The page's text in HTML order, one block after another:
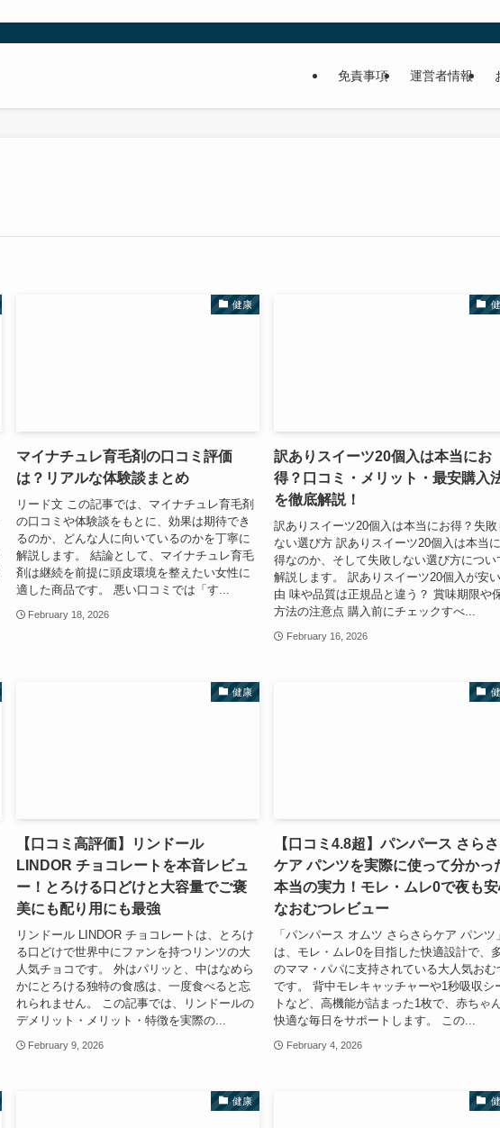
免責事項 運営者情報
健康
マイナチュレ育毛剤の口コミ評価
は？リアルな体験談まとめ
リード文 この記事では、マイナチュレ育毛剤
の口コミや体験談をもとに、効果は期待でき
るのか、どんな人に向いているのかを丁寧に
解説します。 結論として、マイナチュレ育毛
剤は継続を前提に頭皮環境を整えたい女性に
適した商品です。 悪い口コミでは「す...
February 18, 2026
訳ありスイーツ20個入は本当にお
得？口コミ・メリット・最安購入
を徹底解説！
訳ありスイーツ20個入は本当にお得？失敗
ない選び方 訳ありスイーツ20個入は本当
得なのか、そして失敗しない選び方につい
解説します。 訳ありスイーツ20個入が安
由 味や品質は正規品と違う？ 賞味期限や
方法の注意点 購入前にチェックすべ...
February 16, 2026
健康
【口コミ高評価】リンドール
LINDOR チョコレートを本音レビュ
ー！とろける口どけと大容量でご褒
美にも配り用にも最強
リンドール LINDOR チョコレートは、とろけ
る口どけで世界中にファンを持つリンツの大
人気チョコです。 外はパリッと、中はなめら
かにとろける独特の食感は、一度食べると忘
れられません。 この記事では、リンドールの
デメリット・メリット・特徴を実際の...
February 9, 2026
【口コミ4.8超】パンパース さら
ケア パンツを実際に使って分かっ
本当の実力！モレ・ムレ0で夜も
なおむつレビュー
「パンパース オムツ さらさらケア パンツ」
は、モレ・ムレ0を目指した快適設計で、
のママ・パパに支持されている大人気おむ
です。 背中モレキャッチャーや1秒吸収シ
トなど、高機能が詰まった1枚で、赤ちゃ
快適な毎日をサポートします。 この...
February 4, 2026
健康